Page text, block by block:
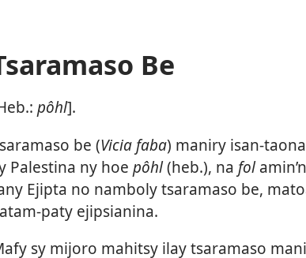
Be
pôhl].
be (Vicia faba) maniry isan-
Palestina ny hoe pôhl(heb.), na fol
Ejipta no namboly tsaramaso be,
paty ejipsianina.
sy mijoro mahitsy ilay tsaramaso